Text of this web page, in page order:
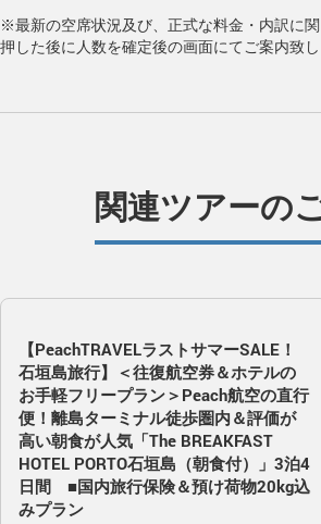
※最新の空席状況及び、正式な料金・内訳に
押した後に人数を確定後の画面にてご案内致し
関連ツアーの
【PeachTRAVELラストサマーSALE！
石垣島旅行】＜往復航空券＆ホテルの
お手軽フリープラン＞Peach航空の直行
便！離島ターミナル徒歩圏内＆評価が
高い朝食が人気「The BREAKFAST
HOTEL PORTO石垣島（朝食付）」3泊4
日間 ■国内旅行保険＆預け荷物20kg込
みプラン